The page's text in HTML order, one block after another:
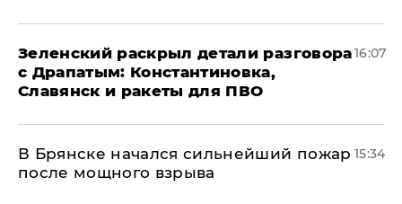
​Зеленский раскрыл детали разговора
с Драпатым: Константиновка,
Славянск и ракеты для ПВО
16:07
В Брянске начался сильнейший пожар
после мощного взрыва
15:34